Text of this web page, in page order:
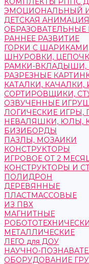
ЭМОЦИОНАЛЬНЫЙ
ДЕТСКАЯ АНИМАЦИЯ
РАННЕЕ РАЗВИТИЕ
ГОРКИ С
ШНУРОВКИ,
РАМКИ-
РАЗРЕЗНЫЕ
КАТАЛКИ,
СОРТИРОВЩИКИ,
ОЗВУЧЕННЫЕ
ЛОГИЧЕСКИЕ ИГРЫ,
НЕВАЛЯШКИ, ЮЛЫ,
БИЗИБОРДЫ
ПАЗЛЫ, МОЗАИКИ
КОНСТРУКТОРЫ
ИГРОВОЕ ОТ 2
КОНСТРУКТОРЫ И
ПОЛИДРОН
ДЕРЕВЯННЫЕ
ПЛАСТМАССОВЫЕ
ИЗ ПВХ
МАГНИТНЫЕ
МЕТАЛЛИЧЕСКИЕ
ЛЕГО для ДОУ
НАУЧНО-
ОБОРУДОВАНИЕ